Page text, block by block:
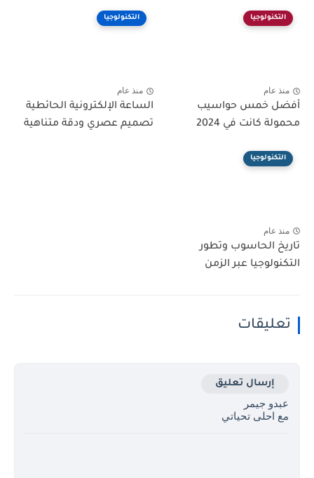
التكنولوجيا
منذ عام
أفضل خمس حواسيب
محمولة كانت في 2024
التكنولوجيا
منذ عام
الساعة الإلكترونية الحائطية
تصميم عصري ودقة متناهية
التكنولوجيا
منذ عام
تاريخ الحاسوب وتطور
التكنولوجيا عبر الزمن
تعليقات
إرسال تعليق
عبدو جيمر
مع احلى تحياتي